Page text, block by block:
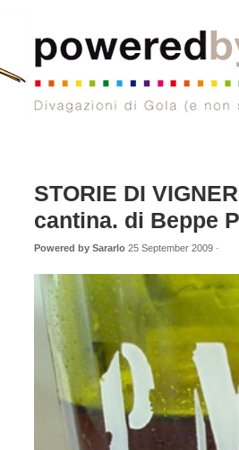
STORIE DI
cantina. di Beppe
Powered by Sararlo 25 September 2009 ·